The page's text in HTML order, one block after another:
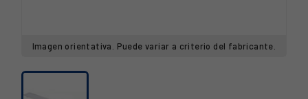
Imagen orientativa. Puede variar a criterio del fabricante.